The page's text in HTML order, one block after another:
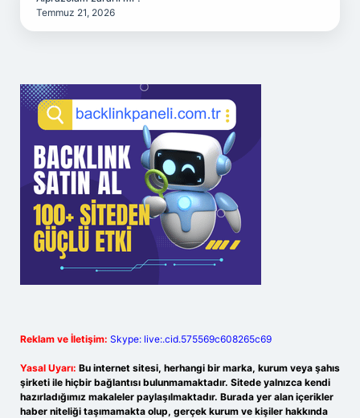
Temmuz 21, 2026
Reklam ve İletişim: Skype: live:.cid.575569c608265c69
Yasal Uyarı: Bu internet sitesi, herhangi bir marka, kurum veya şahıs
şirketi ile hiçbir bağlantısı bulunmamaktadır. Sitede yalnızca kendi
hazırladığımız makaleler paylaşılmaktadır. Burada yer alan içerikler
haber niteliği taşımamakta olup, gerçek kurum ve kişiler hakkında